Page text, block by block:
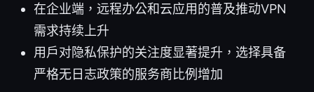
在企业端，远程办公和云应用的普及推动VPN
需求持续上升
用户对隐私保护的关注度显著提升，选择具备
严格无日志政策的服务商比例增加